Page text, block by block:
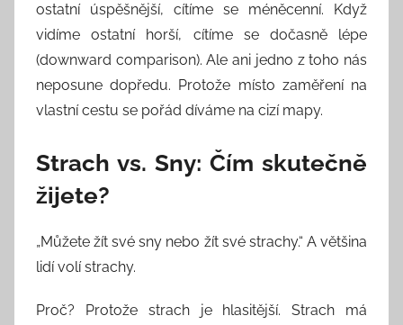
ostatní úspěšnější, cítíme se méněcenní. Když
vidíme ostatní horší, cítíme se dočasně lépe
(downward comparison). Ale ani jedno z toho nás
neposune dopředu. Protože místo zaměření na
vlastní cestu se pořád díváme na cizí mapy.
Strach vs. Sny: Čím skutečně
žijete?
„Můžete žít své sny nebo žít své strachy.“ A většina
lidí volí strachy.
Proč? Protože strach je hlasitější. Strach má